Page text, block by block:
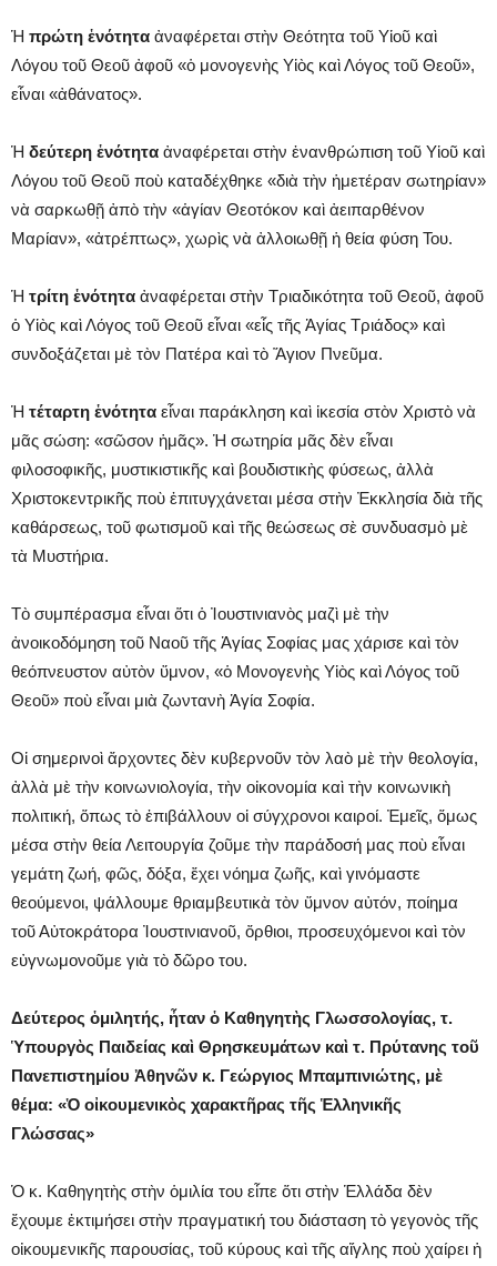
Ἡ πρώτη ἑνότητα ἀναφέρεται στὴν Θεότητα τοῦ Υἱοῦ καὶ
Λόγου τοῦ Θεοῦ ἀφοῦ «ὁ μονογενὴς Υἱὸς καὶ Λόγος τοῦ Θεοῦ»,
εἶναι «ἀθάνατος».
Ἡ δεύτερη ἑνότητα ἀναφέρεται στὴν ἐνανθρώπιση τοῦ Υἱοῦ καὶ
Λόγου τοῦ Θεοῦ ποὺ καταδέχθηκε «διὰ τὴν ἡμετέραν σωτηρίαν»
νὰ σαρκωθῇ ἀπὸ τὴν «ἁγίαν Θεοτόκον καὶ ἀειπαρθένον
Μαρίαν», «ἀτρέπτως», χωρὶς νὰ ἀλλοιωθῇ ἡ θεία φύση Του.
Ἡ τρίτη ἑνότητα ἀναφέρεται στὴν Τριαδικότητα τοῦ Θεοῦ, ἀφοῦ
ὁ Υἱὸς καὶ Λόγος τοῦ Θεοῦ εἶναι «εἶς τῆς Ἁγίας Τριάδος» καὶ
συνδοξάζεται μὲ τὸν Πατέρα καὶ τὸ Ἅγιον Πνεῦμα.
Ἡ τέταρτη ἑνότητα εἶναι παράκληση καὶ ἱκεσία στὸν Χριστὸ νὰ
μᾶς σώση: «σῶσον ἡμᾶς». Ἡ σωτηρία μᾶς δὲν εἶναι
φιλοσοφικῆς, μυστικιστικῆς καὶ βουδιστικὴς φύσεως, ἀλλὰ
Χριστοκεντρικῆς ποὺ ἐπιτυγχάνεται μέσα στὴν Ἐκκλησία διὰ τῆς
καθάρσεως, τοῦ φωτισμοῦ καὶ τῆς θεώσεως σὲ συνδυασμὸ μὲ
τὰ Μυστήρια.
Τὸ συμπέρασμα εἶναι ὅτι ὁ Ἰουστινιανὸς μαζὶ μὲ τὴν
ἀνοικοδόμηση τοῦ Ναοῦ τῆς Ἁγίας Σοφίας μας χάρισε καὶ τὸν
θεόπνευστον αὐτὸν ὕμνον, «ὁ Μονογενὴς Υἱὸς καὶ Λόγος τοῦ
Θεοῦ» ποὺ εἶναι μιὰ ζωντανὴ Ἁγία Σοφία.
Οἱ σημερινοὶ ἄρχοντες δὲν κυβερνοῦν τὸν λαὸ μὲ τὴν θεολογία,
ἀλλὰ μὲ τὴν κοινωνιολογία, τὴν οἰκονομία καὶ τὴν κοινωνικὴ
πολιτική, ὅπως τὸ ἐπιβάλλουν οἱ σύγχρονοι καιροί. Ἐμεῖς, ὅμως
μέσα στὴν θεία Λειτουργία ζοῦμε τὴν παράδοσή μας ποὺ εἶναι
γεμάτη ζωή, φῶς, δόξα, ἔχει νόημα ζωῆς, καὶ γινόμαστε
θεούμενοι, ψάλλουμε θριαμβευτικὰ τὸν ὕμνον αὐτόν, ποίημα
τοῦ Αὐτοκράτορα Ἰουστινιανοῦ, ὄρθιοι, προσευχόμενοι καὶ τὸν
εὐγνωμονοῦμε γιὰ τὸ δῶρο του.
Δεύτερος ὁμιλητής, ἦταν ὁ Καθηγητὴς Γλωσσολογίας, τ.
Ὑπουργὸς Παιδείας καὶ Θρησκευμάτων καὶ τ. Πρύτανης τοῦ
Πανεπιστημίου Ἀθηνῶν κ. Γεώργιος Μπαμπινιώτης, μὲ
θέμα: «Ὁ οἰκουμενικὸς χαρακτῆρας τῆς Ἑλληνικῆς
Γλώσσας»
Ὁ κ. Καθηγητὴς στὴν ὁμιλία του εἶπε ὅτι στὴν Ἑλλάδα δὲν
ἔχουμε ἐκτιμήσει στὴν πραγματική του διάσταση τὸ γεγονὸς τῆς
οἰκουμενικῆς παρουσίας, τοῦ κύρους καὶ τῆς αἴγλης ποὺ χαίρει ἡ